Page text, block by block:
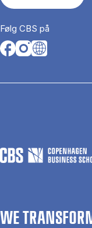
Følg CBS på
Opens in a new tab
Opens in a new tab
Opens in a new
WE